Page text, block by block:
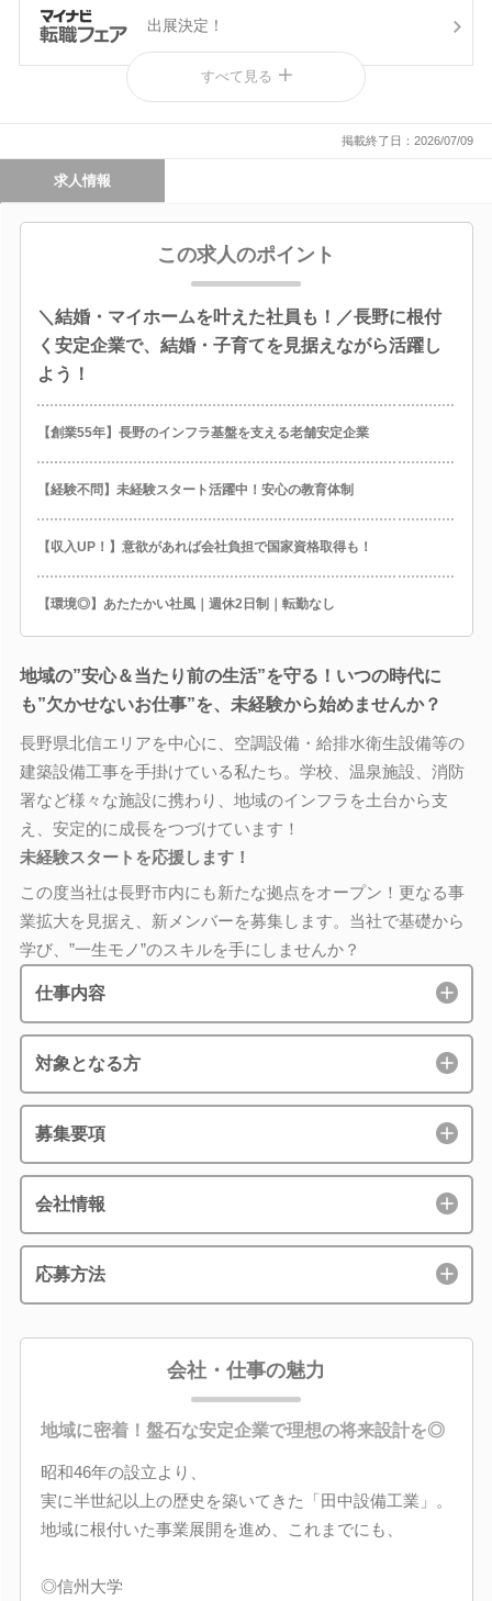
出展決定！
この企業のブログをみる
すべて見る
掲載終了日：2026/07/09
求人情報
この求人のポイント
＼結婚・マイホームを叶えた社員も！／長野に根付
く安定企業で、結婚・子育てを見据えながら活躍し
よう！
【創業55年】長野のインフラ基盤を支える老舗安定企業
【経験不問】未経験スタート活躍中！安心の教育体制
【収入UP！】意欲があれば会社負担で国家資格取得も！
【環境◎】あたたかい社風｜週休2日制｜転勤なし
地域の”安心＆当たり前の生活”を守る！いつの時代に
も”欠かせないお仕事”を、未経験から始めませんか？
長野県北信エリアを中心に、空調設備・給排水衛生設備等の
建築設備工事を手掛けている私たち。学校、温泉施設、消防
署など様々な施設に携わり、地域のインフラを土台から支
え、安定的に成長をつづけています！
未経験スタートを応援します！
この度当社は長野市内にも新たな拠点をオープン！更なる事
業拡大を見据え、新メンバーを募集します。当社で基礎から
学び、”一生モノ”のスキルを手にしませんか？
仕事内容
対象となる方
募集要項
会社情報
応募方法
会社・仕事の魅力
地域に密着！盤石な安定企業で理想の将来設計を◎
昭和46年の設立より、
実に半世紀以上の歴史を築いてきた「田中設備工業」。
地域に根付いた事業展開を進め、これまでにも、
◎信州大学